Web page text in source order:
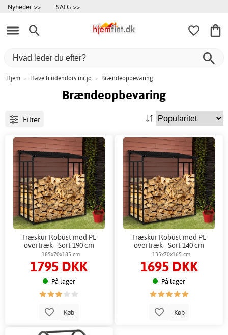
Nyheder >> SALG >>
Hjem > Have & udendørs miljø > Brændeopbevaring
Brændeopbevaring
Filter
Træskur Robust med PE
overtræk - Sort 190 cm
185x70x185 cm
1795 DKK
På lager
Køb
Træskur Robust med PE
overtræk - Sort 140 cm
135x70x165 cm
1695 DKK
På lager
Køb